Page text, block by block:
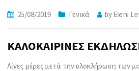
25/08/2019 Γενικά by Eleni
ΚΑΛΟΚΑΙΡΙΝΕΣ
Λίγες μέρες μετά την ολοκλήρωση των